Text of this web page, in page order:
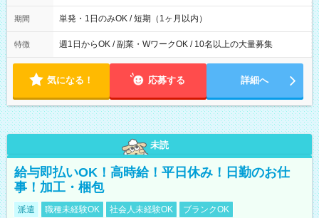
間は 試験により異なります。
期間 単発・1日のみOK / 短期（1ヶ月以内）
特徴 週1日からOK / 副業・WワークOK / 10名以上の大量募集
気になる！ 応募する 詳細へ
未読
給与即払いOK！高時給！平日休み！日勤のお仕
事！加工・梱包
派遣 職種未経験OK 社会人未経験OK ブランクOK